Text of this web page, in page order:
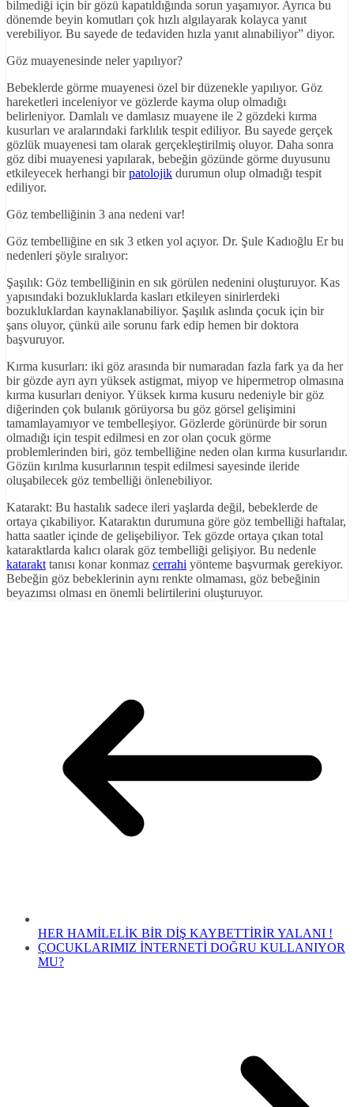
bilmediği için bir gözü kapatıldığında sorun yaşamıyor. Ayrıca bu
dönemde beyin komutları çok hızlı algılayarak kolayca yanıt
verebiliyor. Bu sayede de tedaviden hızla yanıt alınabiliyor” diyor.
Göz muayenesinde neler yapılıyor?
Bebeklerde görme muayenesi özel bir düzenekle yapılıyor. Göz
hareketleri inceleniyor ve gözlerde kayma olup olmadığı
belirleniyor. Damlalı ve damlasız muayene ile 2 gözdeki kırma
kusurları ve aralarındaki farklılık tespit ediliyor. Bu sayede gerçek
gözlük muayenesi tam olarak gerçekleştirilmiş oluyor. Daha sonra
göz dibi muayenesi yapılarak, bebeğin gözünde görme duyusunu
etkileyecek herhangi birpatolojik durumun olup olmadığı tespit
ediliyor.
Göz tembelliğinin 3 ana nedeni var!
Göz tembelliğine en sık 3 etken yol açıyor. Dr. Şule Kadıoğlu Er bu
nedenleri şöyle sıralıyor:
Şaşılık: Göz tembelliğinin en sık görülen nedenini oluşturuyor. Kas
yapısındaki bozukluklarda kasları etkileyen sinirlerdeki
bozukluklardan kaynaklanabiliyor. Şaşılık aslında çocuk için bir
şans oluyor, çünkü aile sorunu fark edip hemen bir doktora
başvuruyor.
Kırma kusurları: iki göz arasında bir numaradan fazla fark ya da her
bir gözde ayrı ayrı yüksek astigmat, miyop ve hipermetrop olmasına
kırma kusurları deniyor. Yüksek kırma kusuru nedeniyle bir göz
diğerinden çok bulanık görüyorsa bu göz görsel gelişimini
tamamlayamıyor ve tembelleşiyor. Gözlerde görünürde bir sorun
olmadığı için tespit edilmesi en zor olan çocuk görme
problemlerinden biri, göz tembelliğine neden olan kırma kusurlarıdır.
Gözün kırılma kusurlarının tespit edilmesi sayesinde ileride
oluşabilecek göz tembelliği önlenebiliyor.
Katarakt: Bu hastalık sadece ileri yaşlarda değil, bebeklerde de
ortaya çıkabiliyor. Kataraktın durumuna göre göz tembelliği haftalar,
hatta saatler içinde de gelişebiliyor. Tek gözde ortaya çıkan total
kataraktlarda kalıcı olarak göz tembelliği gelişiyor. Bu nedenle
katarakt tanısı konar konmaz cerrahi yönteme başvurmak gerekiyor.
Bebeğin göz bebeklerinin aynı renkte olmaması, göz bebeğinin
beyazımsı olması en önemli belirtilerini oluşturuyor.
HER HAMİLELİK BİR DİŞ KAYBETTİRİR YALANI !
ÇOCUKLARIMIZ İNTERNETİ DOĞRU KULLANIYOR
MU?